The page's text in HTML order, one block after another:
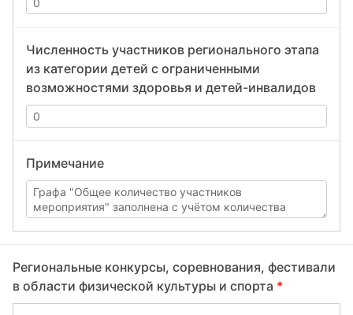
Численность участников регионального этапа
из категории детей с ограниченными
возможностями здоровья и детей-инвалидов
Примечание
Региональные конкурсы, соревнования, фестивали
в области физической культуры и спорта *